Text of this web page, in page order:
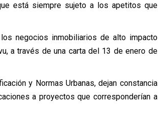
está siempre sujeto a los apetitos que
negocios inmobiliarios de alto impacto
a través de una carta del 13 de enero de
y Normas Urbanas, dejan constancia
a proyectos que corresponderían a